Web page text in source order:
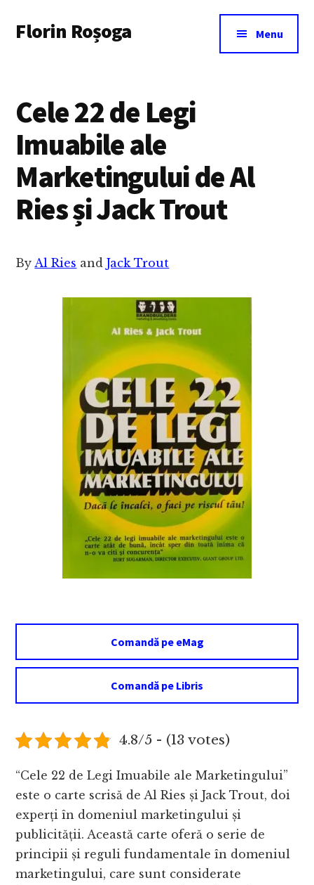
main
menu
Florin Roșoga Menu
Cele 22 de Legi
Imuabile ale
Marketingului de Al
Ries și Jack Trout
ByAl Ries andJack Trout
Comandă pe eMag
Comandă pe Libris
4.8/5 - (13 votes)
“Cele 22 de Legi Imuabile ale Marketingului”
este o carte scrisă de Al Ries și Jack Trout, doi
experți în domeniul marketingului și
publicității. Această carte oferă o serie de
principii și reguli fundamentale în domeniul
marketingului, care sunt considerate